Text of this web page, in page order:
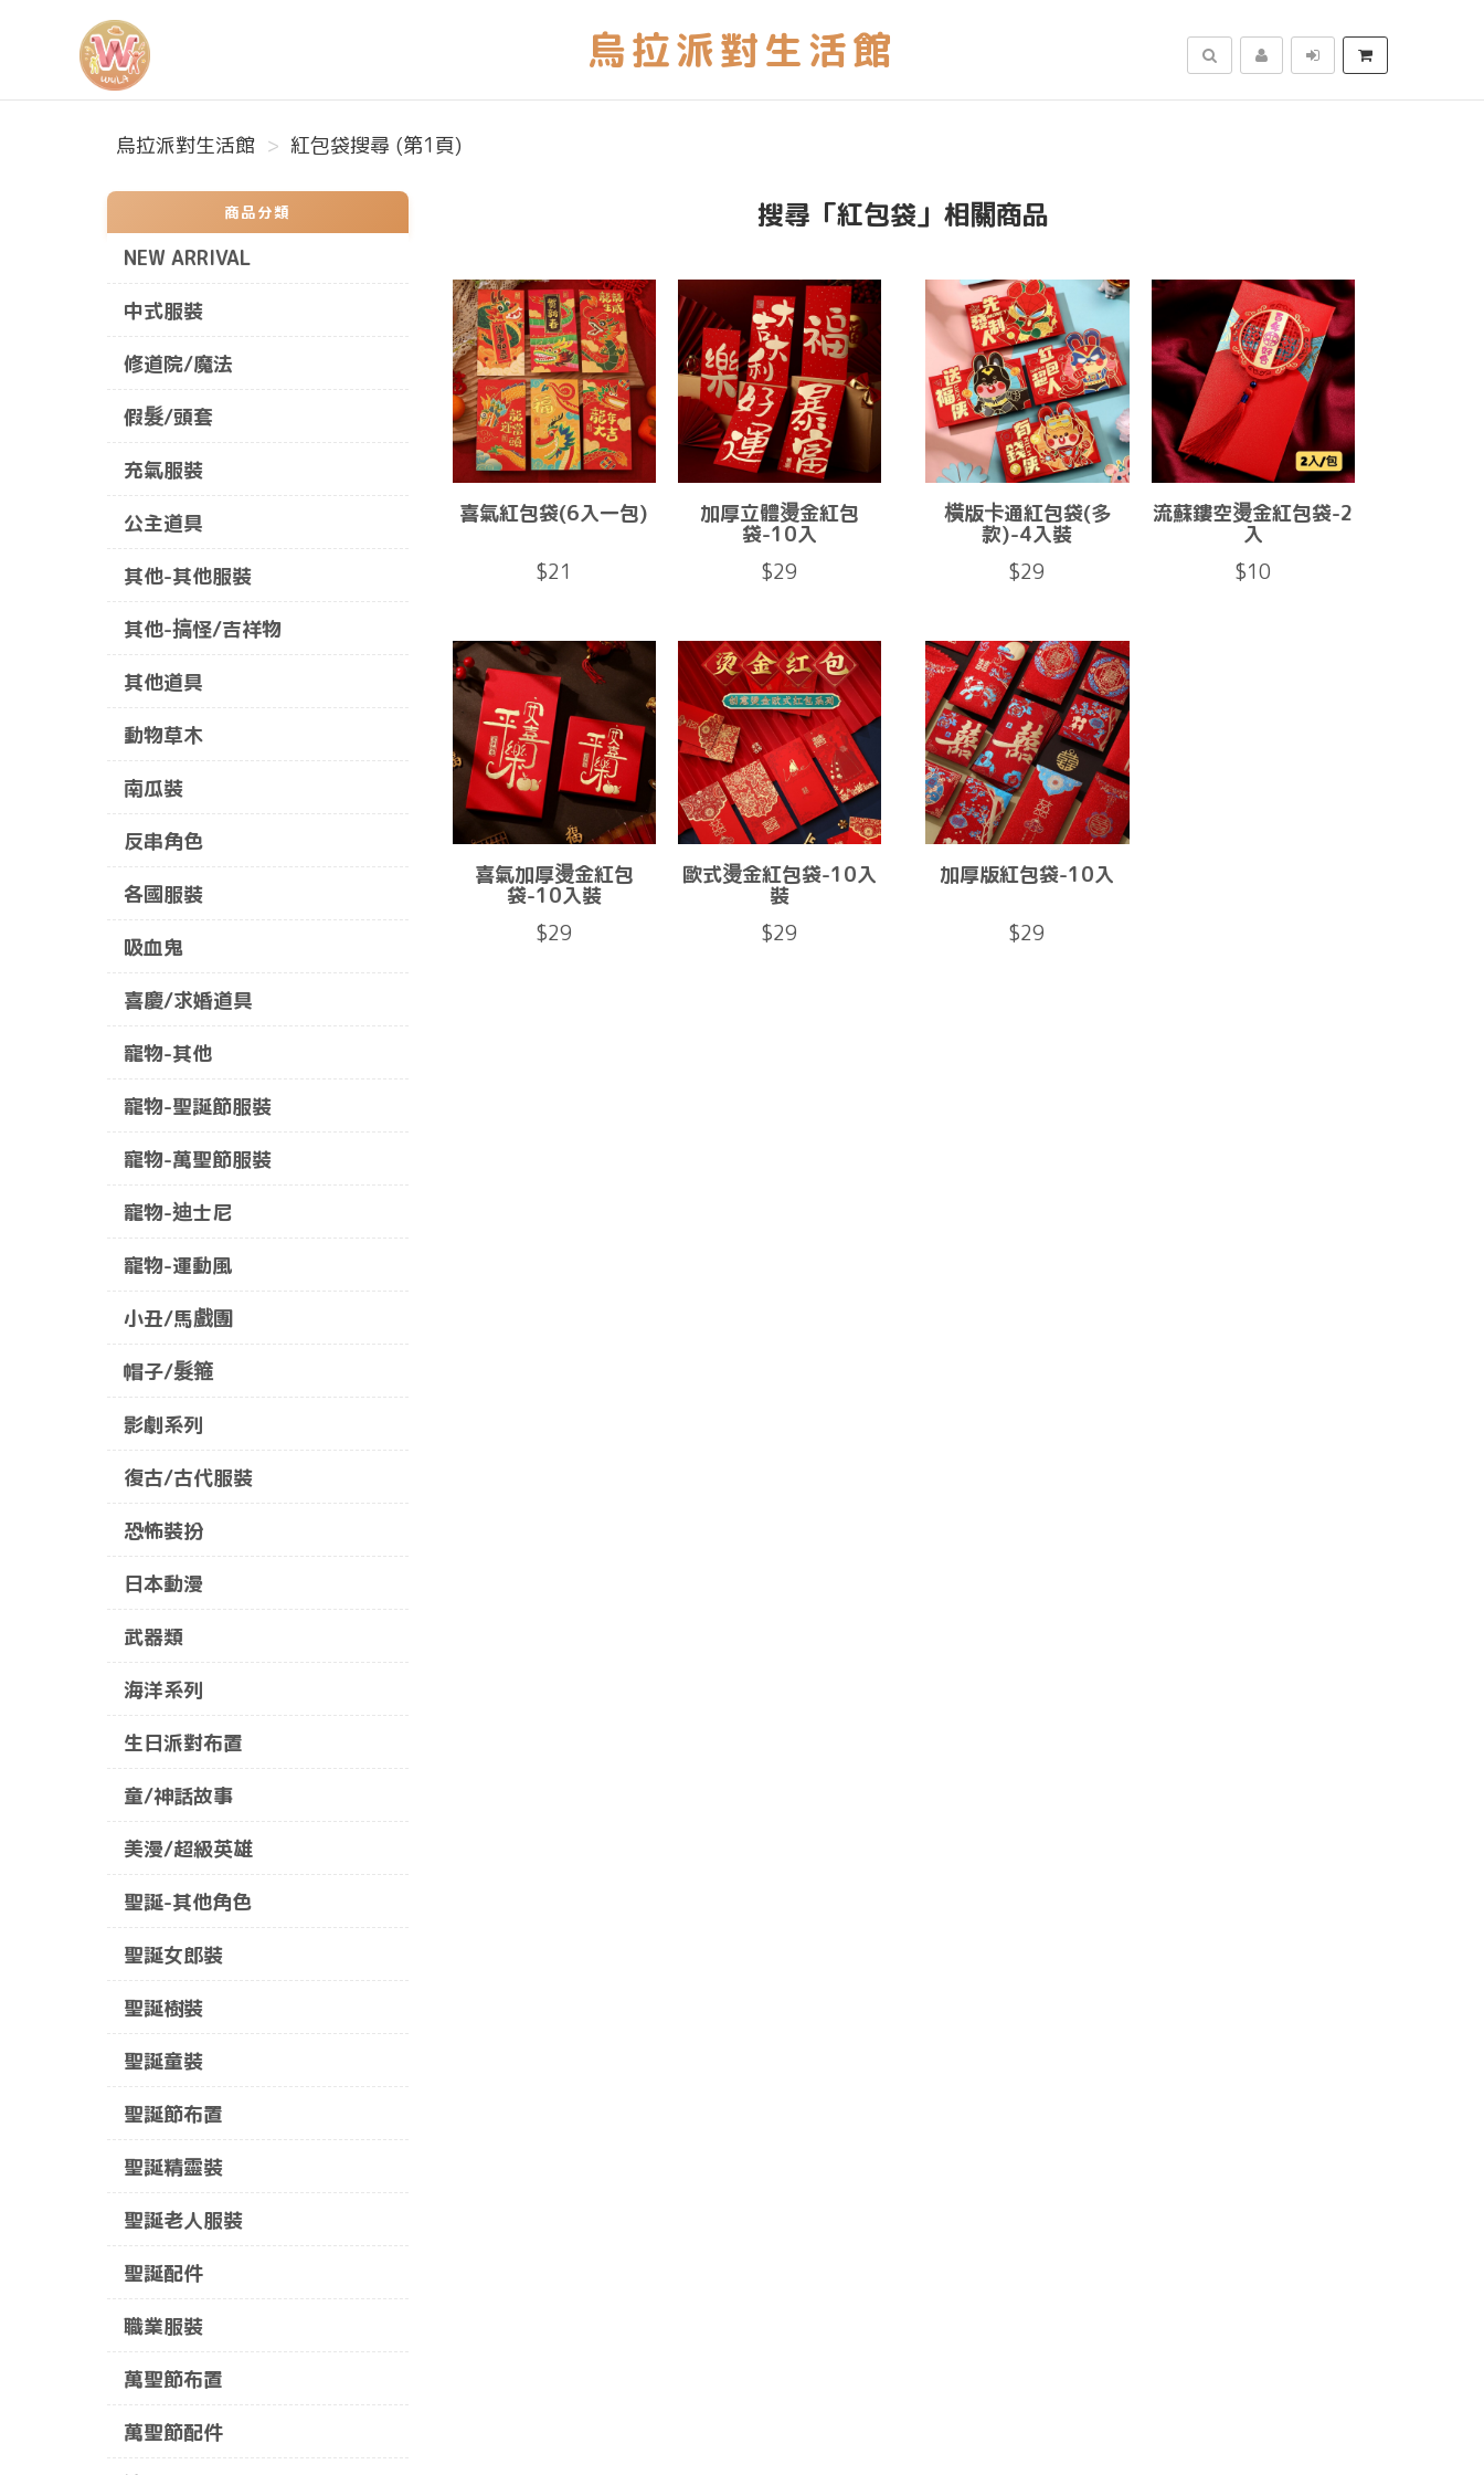
烏拉派對生活館
搜尋
烏拉派對生活館 紅包袋搜尋 (第1頁)
商品分類
NEW ARRIVAL
中式服裝
修道院/魔法
假髮/頭套
充氣服裝
公主道具
其他-其他服裝
其他-搞怪/吉祥物
其他道具
動物草木
南瓜裝
反串角色
各國服裝
吸血鬼
喜慶/求婚道具
寵物-其他
寵物-聖誕節服裝
寵物-萬聖節服裝
寵物-迪士尼
寵物-運動風
小丑/馬戲團
帽子/髮箍
影劇系列
復古/古代服裝
恐怖裝扮
日本動漫
武器類
海洋系列
生日派對布置
童/神話故事
美漫/超級英雄
聖誕-其他角色
聖誕女郎裝
聖誕樹裝
聖誕童裝
聖誕節布置
聖誕精靈裝
聖誕老人服裝
聖誕配件
職業服裝
萬聖節布置
萬聖節配件
搜尋「紅包袋」相關商品
喜氣紅包袋(6入一包)
$21
加厚立體燙金紅包
袋-10入
$29
橫版卡通紅包袋(多
款)-4入裝
$29
流蘇鏤空燙金紅包袋-2
入
$10
喜氣加厚燙金紅包
袋-10入裝
$29
歐式燙金紅包袋-10入
裝
$29
加厚版紅包袋-10入
$29